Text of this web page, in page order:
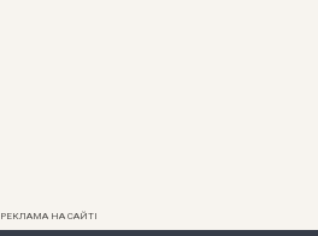
РЕКЛАМА НА САЙТІ